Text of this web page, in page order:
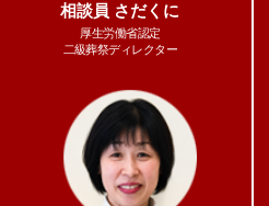
相談員 さだくに
厚生労働省認定
二級葬祭ディレクター